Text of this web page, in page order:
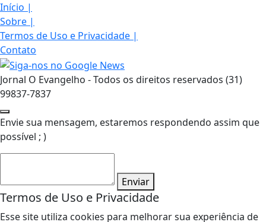
Início |
Sobre |
Termos de Uso e Privacidade |
Contato
Jornal O Evangelho - Todos os direitos reservados (31)
99837-7837
Envie sua mensagem, estaremos respondendo assim que
possível ; )
Enviar
Termos de Uso e Privacidade
Esse site utiliza cookies para melhorar sua experiência de